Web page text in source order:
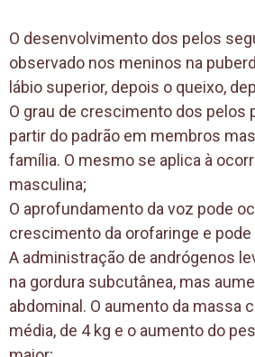
O desenvolvimento dos pelos
observado nos meninos na
lábio superior, depois o queixo,
O grau de crescimento dos pelos
partir do padrão em membros
família. O mesmo se aplica à
masculina;
O aprofundamento da voz pode
crescimento da orofaringe e
A administração de andrógenos
na gordura subcutânea, mas
abdominal. O aumento da massa
média, de 4 kg e o aumento do